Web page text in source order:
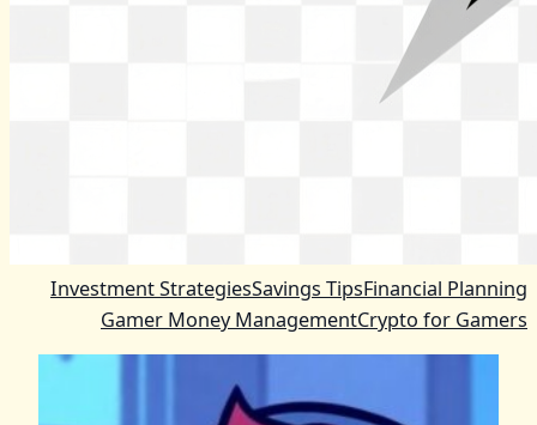
Investment StrategiesSavings TipsFinancial Planning
Gamer Money ManagementCrypto for Gamers